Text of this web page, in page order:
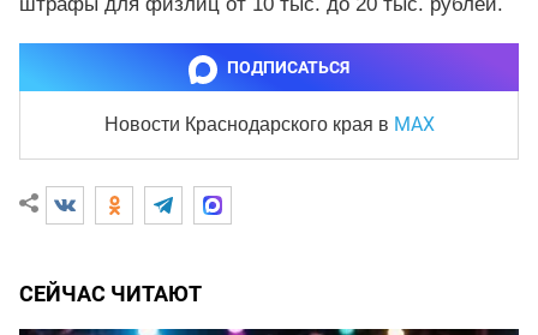
штрафы для физлиц от 10 тыс. до 20 тыс. рублей.
ПОДПИСАТЬСЯ
Новости Краснодарского края в MAX
СЕЙЧАС ЧИТАЮТ